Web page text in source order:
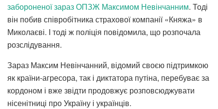
забороненої зараз ОПЗЖ Максимом Невінчанним. Тоді
він побив співробітника страхової компанії «Княжа» в
Миколаєві. І тоді ж поліція повідомила, що розпочала
розслідування.
Зараз Максим Невінчанний, відомий своєю підтримкою
як країни-агресора, так і диктатора путіна, перебуває за
кордоном і вже звідти продовжує розповсюджувати
нісенітниці про Україну і українців.